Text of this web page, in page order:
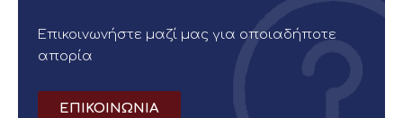
Επικοινωνήστε μαζί μας για οποιαδήποτε
απορία
ΕΠΙΚΟΙΝΩΝΙΑ